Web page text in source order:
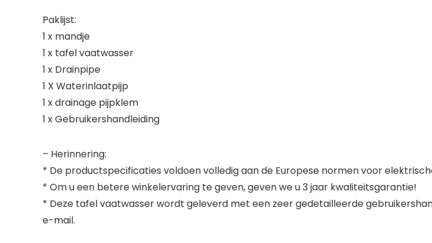
Paklijst:
1 x mandje
1 x tafel vaatwasser
1 x Drainpipe
1 X Waterinlaatpijp
1 x drainage pijpklem
1 x Gebruikershandleiding
– Herinnering:
* De productspecificaties voldoen volledig aan de Europese normen voor
* Om u een betere winkelervaring te geven, geven we u 3 jaar kwaliteitsgarantie!
* Deze tafel vaatwasser wordt geleverd met een zeer gedetailleerde
e-mail.